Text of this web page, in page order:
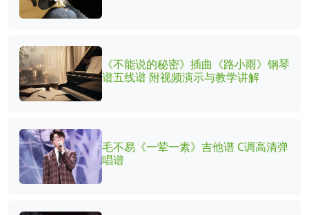
《不能说的秘密》插曲《路小雨》钢琴
谱五线谱 附视频演示与教学讲解
毛不易《一荤一素》吉他谱 C调高清弹
唱谱